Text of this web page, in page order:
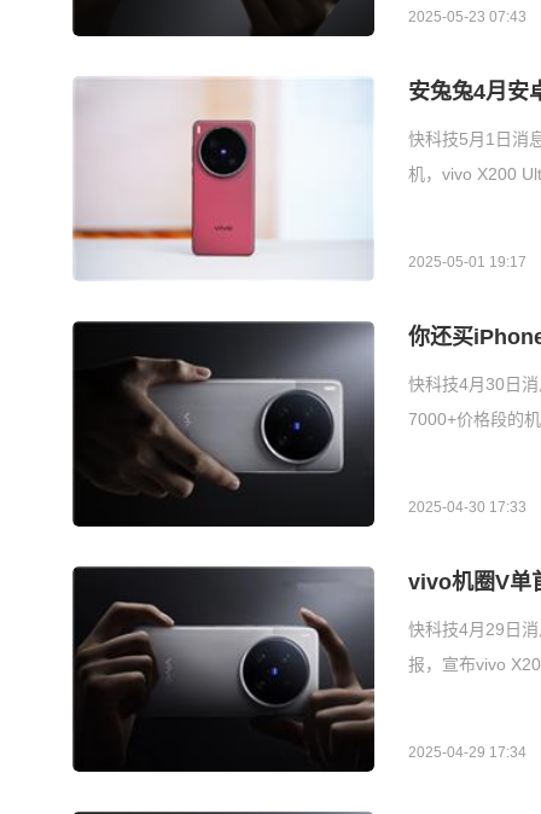
2025-05-23 07:43
安兔兔4月安
快科技5月1日消
机，vivo X200
2025-05-01 19:17
你还买
快科技4月30日
7000+价格段的
2025-04-30 17:33
vivo机圈V单
快科技4月29日
报，宣布vivo
2025-04-29 17:34